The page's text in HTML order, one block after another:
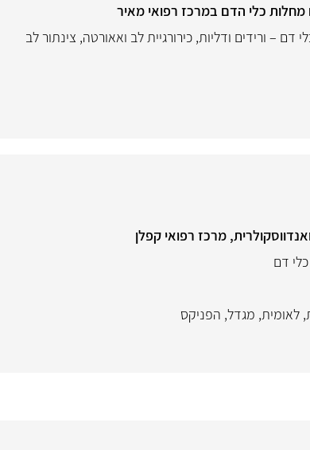
כלי הדם במרכז רפואי מאיר
דם – ורידים ודליות, כירורגיית לב ואאורטה, צינתור לב
מרכז רפואי קפלן
כלי דם
, לאומית, מגדל, הפניקס